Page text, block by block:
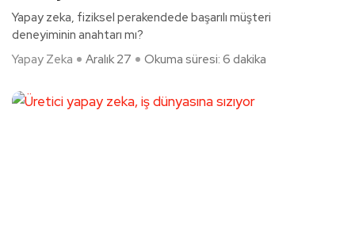
Yapay zeka, fiziksel perakendede başarılı müşteri
deneyiminin anahtarı mı?
Yapay Zeka
Aralık 27 Okuma süresi: 6 dakika